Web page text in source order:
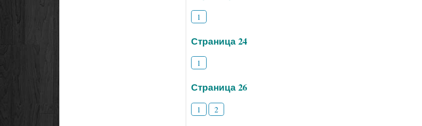
1
Страница 24
1
Страница 26
1 2